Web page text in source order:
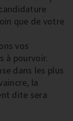
que de votre
vos
à pourvoir.
dans les plus
la
dite sera